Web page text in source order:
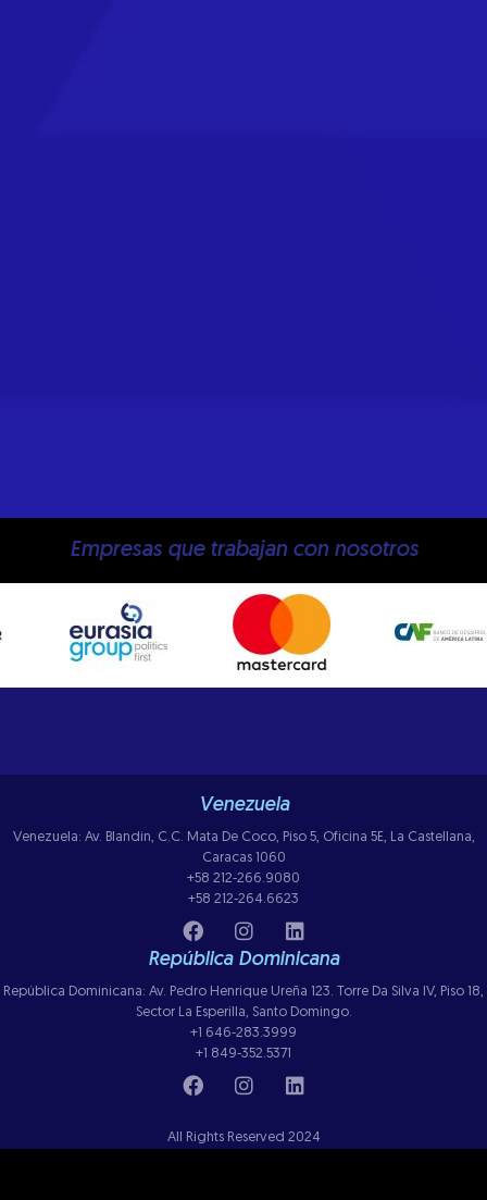
Empresas que trabajan con nosotros
Venezuela
Venezuela: Av. Blandin, C.C. Mata De Coco, Piso 5, Oficina 5E, La Castellana,
Caracas 1060
+58 212-266.9080
+58 212-264.6623
República Dominicana
República Dominicana: Av. Pedro Henrique Ureña 123. Torre Da Silva IV, Piso 18,
Sector La Esperilla, Santo Domingo.
+1 646-283.3999
+1 849-352.5371
All Rights Reserved 2024